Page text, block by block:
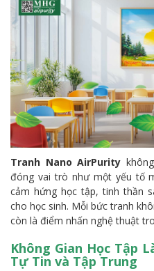
Tranh Nano AirPurity
đóng vai trò như một yếu tố
cảm hứng học tập, tinh thần
cho học sinh. Mỗi bức tranh
còn là điểm nhấn nghệ thuật
Không Gian Học Tập
Tự Tin và Tập Trung